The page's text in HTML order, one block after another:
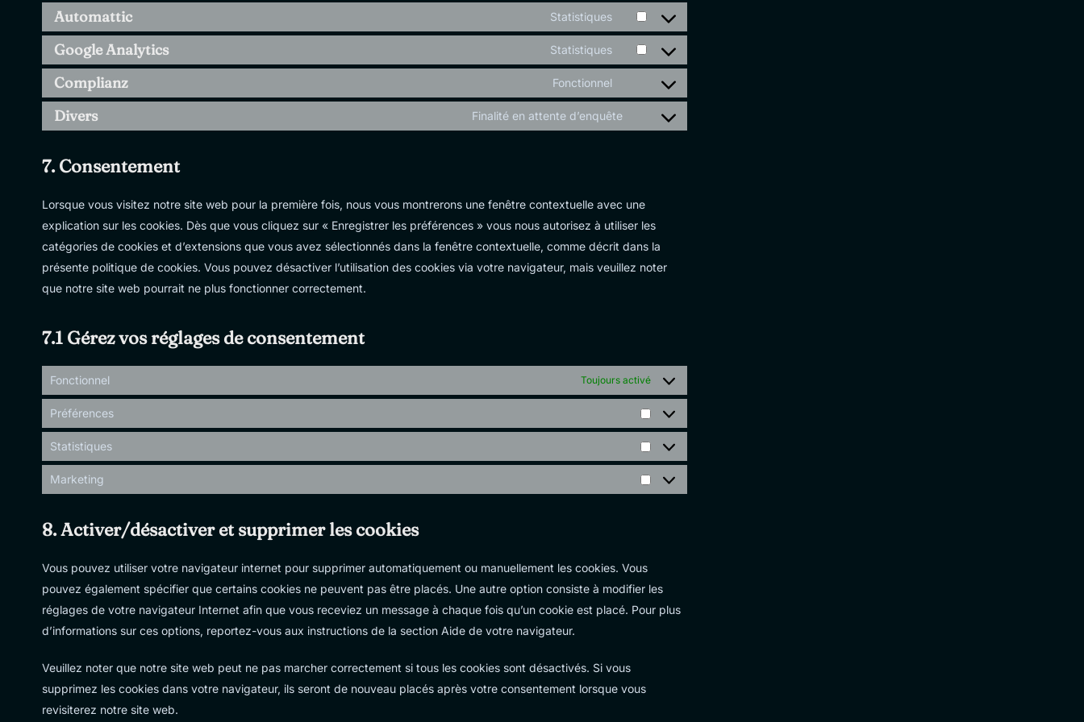
maps
youtube
service
dailymotion
Automattic Statistiques
Consent
service
automattic
Google Analytics Statistiques
Consent
service
google-
Complianz Fonctionnel
Consent
service
Divers Finalité en attente d’enquête
Consent
7. Consentement
Lorsque vous visitez notre site web pour la première fois, nous vous montrerons une fenêtre contextuelle avec une
explication sur les cookies. Dès que vous cliquez sur « Enregistrer les préférences » vous nous autorisez à utiliser les
catégories de cookies et d’extensions que vous avez sélectionnés dans la fenêtre contextuelle, comme décrit dans la
présente politique de cookies. Vous pouvez désactiver l’utilisation des cookies via votre navigateur, mais veuillez noter
que notre site web pourrait ne plus fonctionner correctement.
7.1 Gérez vos réglages de consentement
Fonctionnel Toujours activé
Préférences
Préférences
Statistiques
Statistiques
Marketing
Marketing
8. Activer/désactiver et supprimer les cookies
Vous pouvez utiliser votre navigateur internet pour supprimer automatiquement ou manuellement les cookies. Vous
pouvez également spécifier que certains cookies ne peuvent pas être placés. Une autre option consiste à modifier les
réglages de votre navigateur Internet afin que vous receviez un message à chaque fois qu’un cookie est placé. Pour plus
d’informations sur ces options, reportez-vous aux instructions de la section Aide de votre navigateur.
Veuillez noter que notre site web peut ne pas marcher correctement si tous les cookies sont désactivés. Si vous
supprimez les cookies dans votre navigateur, ils seront de nouveau placés après votre consentement lorsque vous
revisiterez notre site web.